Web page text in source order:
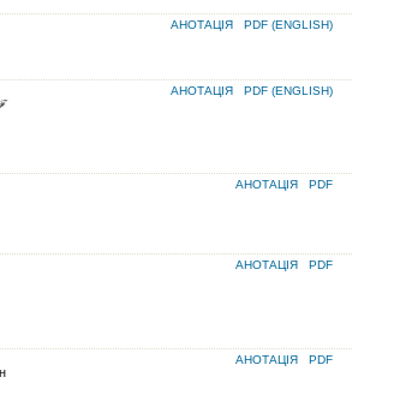
АНОТАЦІЯ PDF (ENGLISH)
АНОТАЦІЯ PDF (ENGLISH)
АНОТАЦІЯ PDF
АНОТАЦІЯ PDF
АНОТАЦІЯ PDF